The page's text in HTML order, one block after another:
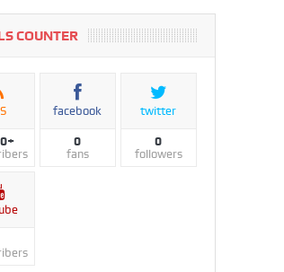
COUNTER
facebook
0
fans
twitter
0
followers